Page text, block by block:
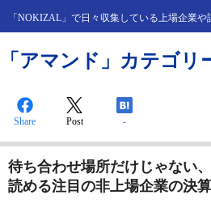
「NOKIZAL」で日々収集している上場企業
「アマンド」カテゴリ
Share Post -
待ち合わせ場所だけじゃない
読める注目の非上場企業の決